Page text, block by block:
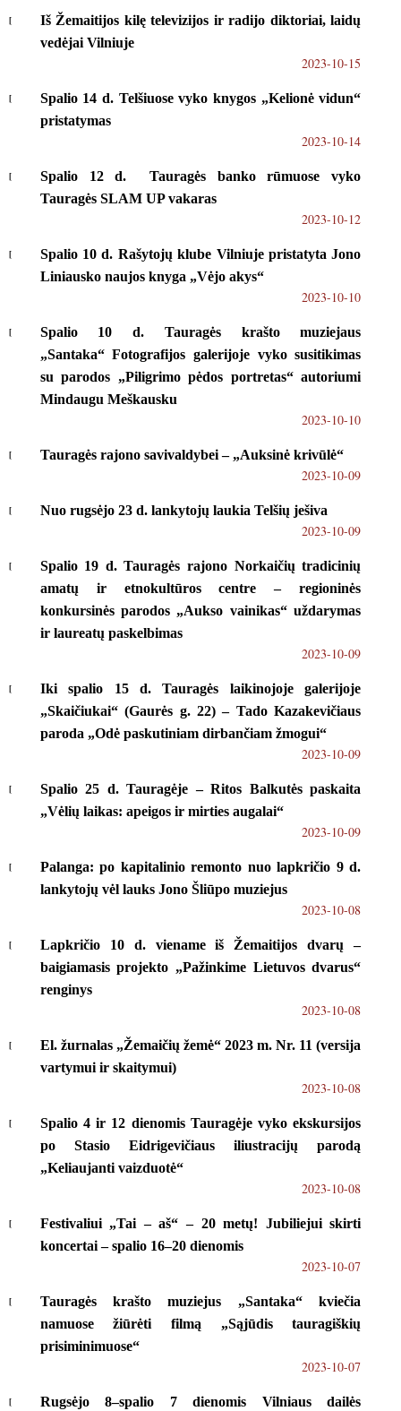
Iš Žemaitijos kilę televizijos ir radijo diktoriai, laidų
vedėjai Vilniuje
2023-10-15
Spalio 14 d. Telšiuose vyko knygos „Kelionė vidun“
pristatymas
2023-10-14
Spalio 12 d. Tauragės banko rūmuose vyko
Tauragės SLAM UP vakaras
2023-10-12
Spalio 10 d. Rašytojų klube Vilniuje pristatyta Jono
Liniausko naujos knyga „Vėjo akys“
2023-10-10
Spalio 10 d. Tauragės krašto muziejaus
„Santaka“ Fotografijos galerijoje vyko susitikimas
su parodos „Piligrimo pėdos portretas“ autoriumi
Mindaugu Meškausku
2023-10-10
Tauragės rajono savivaldybei – „Auksinė krivūlė“
2023-10-09
Nuo rugsėjo 23 d. lankytojų laukia Telšių ješiva
2023-10-09
Spalio 19 d. Tauragės rajono Norkaičių tradicinių
amatų ir etnokultūros centre – regioninės
konkursinės parodos „Aukso vainikas“ uždarymas
ir laureatų paskelbimas
2023-10-09
Iki spalio 15 d. Tauragės laikinojoje galerijoje
„Skaičiukai“ (Gaurės g. 22) – Tado Kazakevičiaus
paroda „Odė paskutiniam dirbančiam žmogui“
2023-10-09
Spalio 25 d. Tauragėje – Ritos Balkutės paskaita
„Vėlių laikas: apeigos ir mirties augalai“
2023-10-09
Palanga: po kapitalinio remonto nuo lapkričio 9 d.
lankytojų vėl lauks Jono Šliūpo muziejus
2023-10-08
Lapkričio 10 d. viename iš Žemaitijos dvarų –
baigiamasis projekto „Pažinkime Lietuvos dvarus“
renginys
2023-10-08
El. žurnalas „Žemaičių žemė“ 2023 m. Nr. 11 (versija
vartymui ir skaitymui)
2023-10-08
Spalio 4 ir 12 dienomis Tauragėje vyko ekskursijos
po Stasio Eidrigevičiaus iliustracijų parodą
„Keliaujanti vaizduotė“
2023-10-08
Festivaliui „Tai – aš“ – 20 metų! Jubiliejui skirti
koncertai – spalio 16–20 dienomis
2023-10-07
Tauragės krašto muziejus „Santaka“ kviečia
namuose žiūrėti filmą „Sąjūdis tauragiškių
prisiminimuose“
2023-10-07
Rugsėjo 8–spalio 7 dienomis Vilniaus dailės